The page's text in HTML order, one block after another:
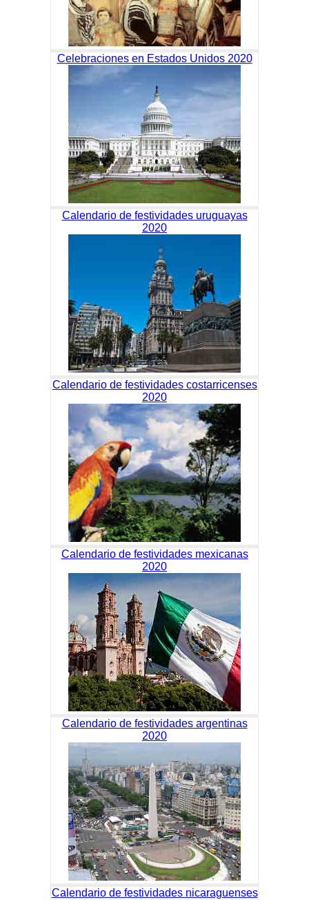
Celebraciones en Estados Unidos 2020
Calendario de festividades uruguayas
2020
Calendario de festividades costarricenses
2020
Calendario de festividades mexicanas
2020
Calendario de festividades argentinas
2020
Calendario de festividades nicaraguenses